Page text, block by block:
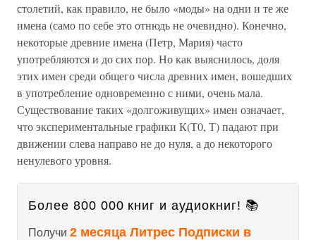
столетий, как правило, не было «моды» на одни и те же
имена (само по себе это отнюдь не очевидно). Конечно,
некоторые древние имена (Петр, Мария) часто
употребляются и до сих пор. Но как выяснилось, доля
этих имен среди общего числа древних имен, вошедших
в употребление одновременно с ними, очень мала.
Существование таких «долгоживущих» имен означает,
что экспериментальные графики К(Т0, Т) падают при
движении слева направо не до нуля, а до некоторого
ненулевого уровня.
Более 800 000 книг и аудиокниг! 📚
Получи 2 месяца Литрес Подписки в